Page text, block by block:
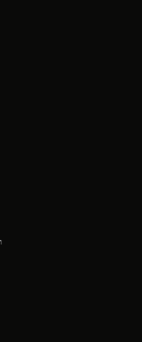
탭에서 열림